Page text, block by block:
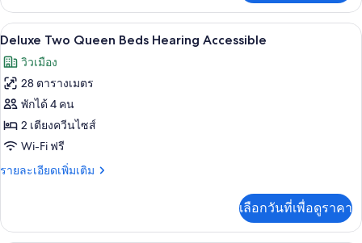
เกี่ยว
กับ
Deluxe
Hearing
Accessible
เปิด
ภาพถ่าย
ทั้งหมด
ของ
Deluxe
Two
Queen
Beds
Accessible
เครื่องนอนป้องกันสารก่อภูมิแพ้, ตู้นิรภั
7
Deluxe Two Queen Beds Hearing Accessible
วิวเมือง
28 ตารางเมตร
พักได้ 4 คน
2 เตียงควีนไซส์
Wi-Fi ฟรี
รายละเอียดเพิ่มเติม
ราย
เกี่ยว
เลือกวันที่เพื่อดูราคา